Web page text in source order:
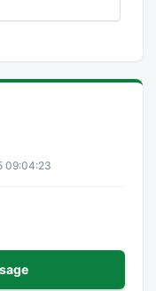
09:04:23